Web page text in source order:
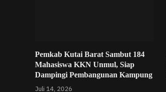
Pemkab Kutai Barat Sambut 184
Mahasiswa KKN Unmul, Siap
Dampingi Pembangunan Kampung
Juli 14, 2026